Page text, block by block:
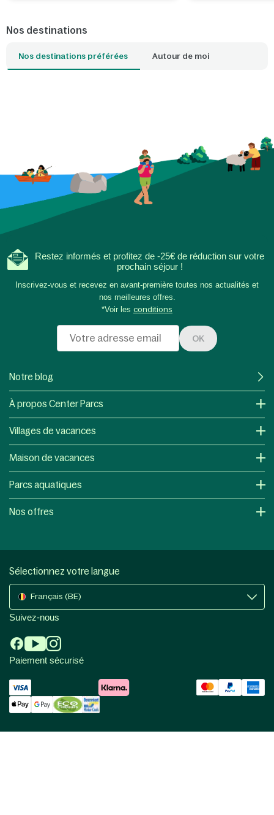
l'autre côté de la frontière belge.
plage qui
Nos destinations
Nos destinations préférées Autour de moi
Restez informés et profitez de -25€ de réduction sur votre
prochain séjour !
Inscrivez-vous et recevez en avant-première toutes nos actualités et
nos meilleures offres.
*Voir les conditions
OK
Notre blog
À propos Center Parcs
Villages de vacances
Maison de vacances
Parcs aquatiques
Nos offres
Sélectionnez votre langue
Français (BE)
Suivez-nous
Paiement sécurisé